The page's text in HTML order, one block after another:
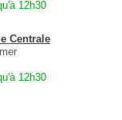
12h30
Centrale
12h30